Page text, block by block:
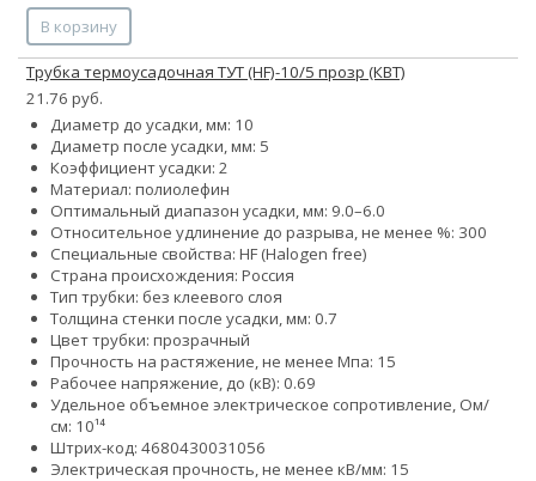
В корзину
Трубка термоусадочная ТУТ (HF)-10/5 прозр (КВТ)
21.76 руб.
Диаметр до усадки, мм: 10
Диаметр после усадки, мм: 5
Коэффициент усадки: 2
Материал: полиолефин
Оптимальный диапазон усадки, мм: 9.0–6.0
Относительное удлинение до разрыва, не менее %: 300
Специальные свойства: HF (Halogen free)
Страна происхождения: Россия
Тип трубки: без клеевого слоя
Толщина стенки после усадки, мм: 0.7
Цвет трубки: прозрачный
Прочность на растяжение, не менее Мпа: 15
Рабочее напряжение, до (кВ): 0.69
Удельное объемное электрическое сопротивление, Ом/
см: 10¹⁴
Штрих-код: 4680430031056
Электрическая прочность, не менее кВ/мм: 15